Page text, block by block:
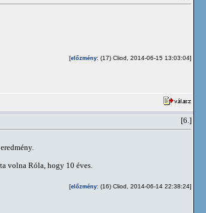
[előzmény: (17) Cliod, 2014-06-15 13:03:04]
[6.]
volna Róla, hogy 10 éves.
[előzmény: (16) Cliod, 2014-06-14 22:38:24]